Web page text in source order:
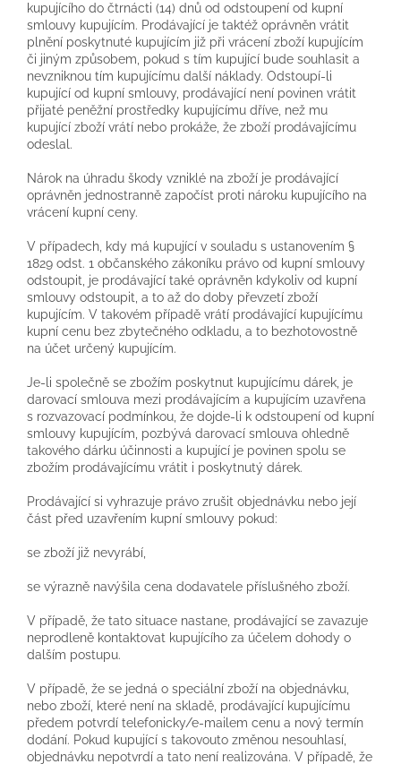
kupujícího do čtrnácti (14) dnů od odstoupení od kupní
smlouvy kupujícím. Prodávající je taktéž oprávněn vrátit
plnění poskytnuté kupujícím již při vrácení zboží kupujícím
či jiným způsobem, pokud s tím kupující bude souhlasit a
nevzniknou tím kupujícímu další náklady. Odstoupí-li
kupující od kupní smlouvy, prodávající není povinen vrátit
přijaté peněžní prostředky kupujícímu dříve, než mu
kupující zboží vrátí nebo prokáže, že zboží prodávajícímu
odeslal.
Nárok na úhradu škody vzniklé na zboží je prodávající
oprávněn jednostranně započíst proti nároku kupujícího na
vrácení kupní ceny.
V případech, kdy má kupující v souladu s ustanovením §
1829 odst. 1 občanského zákoníku právo od kupní smlouvy
odstoupit, je prodávající také oprávněn kdykoliv od kupní
smlouvy odstoupit, a to až do doby převzetí zboží
kupujícím. V takovém případě vrátí prodávající kupujícímu
kupní cenu bez zbytečného odkladu, a to bezhotovostně
na účet určený kupujícím.
Je-li společně se zbožím poskytnut kupujícímu dárek, je
darovací smlouva mezi prodávajícím a kupujícím uzavřena
s rozvazovací podmínkou, že dojde-li k odstoupení od kupní
smlouvy kupujícím, pozbývá darovací smlouva ohledně
takového dárku účinnosti a kupující je povinen spolu se
zbožím prodávajícímu vrátit i poskytnutý dárek.
Prodávající si vyhrazuje právo zrušit objednávku nebo její
část před uzavřením kupní smlouvy pokud:
se zboží již nevyrábí,
se výrazně navýšila cena dodavatele příslušného zboží.
V případě, že tato situace nastane, prodávající se zavazuje
neprodleně kontaktovat kupujícího za účelem dohody o
dalším postupu.
V případě, že se jedná o speciální zboží na objednávku,
nebo zboží, které není na skladě, prodávající kupujícímu
předem potvrdí telefonicky/e-mailem cenu a nový termín
dodání. Pokud kupující s takovouto změnou nesouhlasí,
objednávku nepotvrdí a tato není realizována. V případě, že